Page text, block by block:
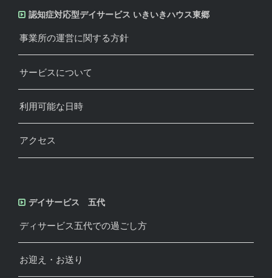
認知症対応型デイサービス いきいきハウス東郷
事業所の運営に関する方針
サービスについて
利用可能な日時
アクセス
デイサービス 五代
ディサービス五代での過ごし方
お迎え・お送り